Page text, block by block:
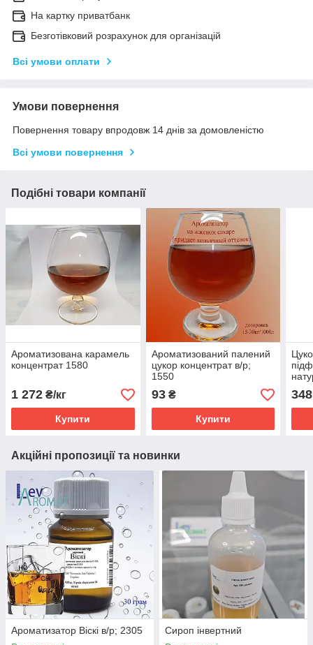
На картку приватбанк
Безготівковий розрахунок для організацій
Всі умови оплати
Умови повернення
Повернення товару впродовж 14 днів за домовленістю
Всі умови повернення
Подібні товари компанії
Ароматизована карамель
концентрат 1580
1 272 ₴/кг
Купити
Ароматизований палений
цукор концентрат в/р;
1550
93₴
Купити
348
Акційні пропозиції та новинки
Ароматизатор Віскі в/р; 2305
Сироп інвертний